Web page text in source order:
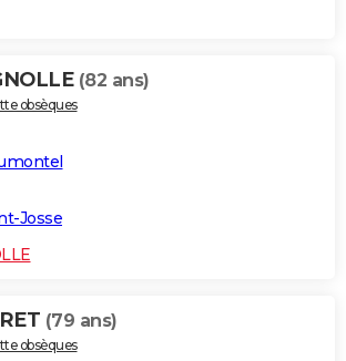
(82 ans)
obsèques
Josse
(79 ans)
obsèques